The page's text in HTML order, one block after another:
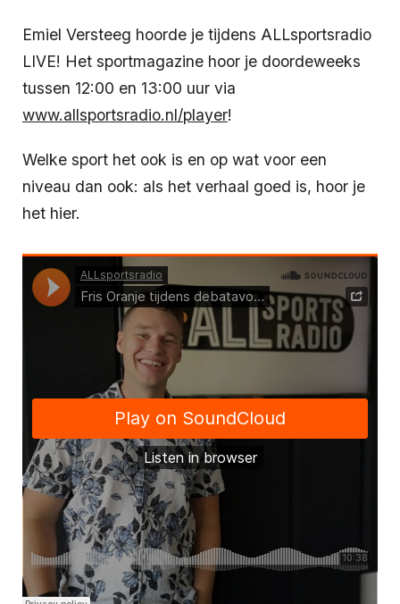
Emiel Versteeg hoorde je tijdens ALLsportsradio
LIVE! Het sportmagazine hoor je doordeweeks
tussen 12:00 en 13:00 uur via
www.allsportsradio.nl/player!
Welke sport het ook is en op wat voor een
niveau dan ook: als het verhaal goed is, hoor je
het hier.